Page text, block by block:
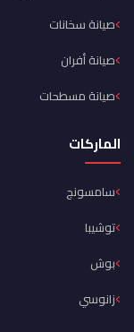
صيانة سخانات
صيانة أفران
صيانة مسطحات
الماركات
سامسونج
توشيبا
بوش
زانوسي